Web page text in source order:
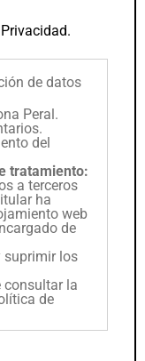
.
de datos
Peral.
del
tratamiento:
a terceros
ha
web
de
suprimir los
consultar la
de